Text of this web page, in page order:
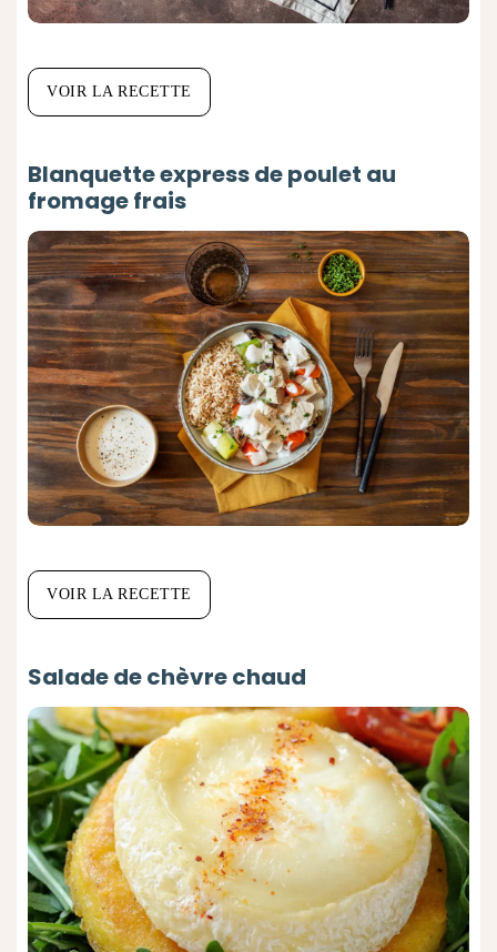
VOIR LA RECETTE
Blanquette express de poulet au
fromage frais
VOIR LA RECETTE
Salade de chèvre chaud